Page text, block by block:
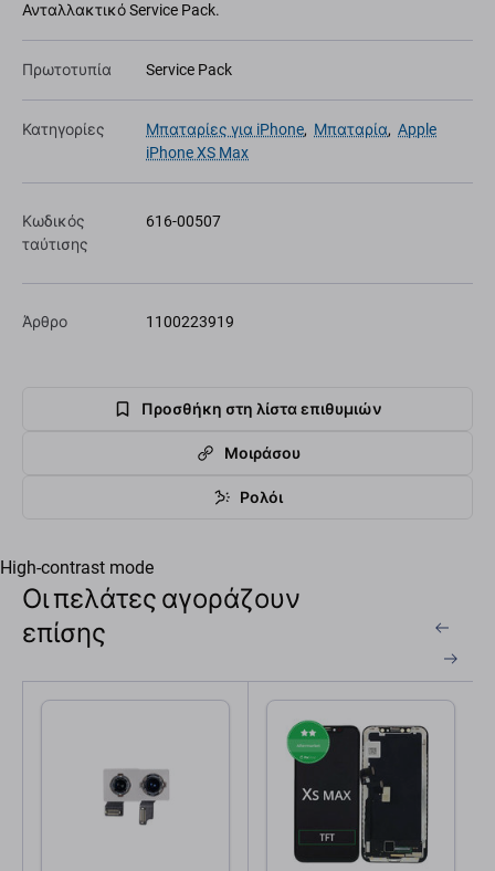
Ανταλλακτικό Service Pack.
Πρωτοτυπία Service Pack
Κατηγορίες Μπαταρίες για iPhone, Μπαταρία, Apple
iPhone XS Max
Κωδικός
ταύτισης
616-00507
Άρθρο 1100223919
Προσθήκη στη λίστα επιθυμιών
Μοιράσου
Ρολόι
High-contrast mode
Οι πελάτες αγοράζουν
επίσης